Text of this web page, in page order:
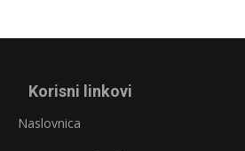
Korisni linkovi
Naslovnica